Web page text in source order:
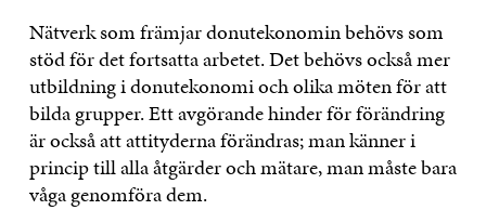
Nätverk som främjar donutekonomin behövs som
stöd för det fortsatta arbetet. Det behövs också mer
utbildning i donutekonomi och olika möten för att
bilda grupper. Ett avgörande hinder för förändring
är också att attityderna förändras; man känner i
princip till alla åtgärder och mätare, man måste bara
våga genomföra dem.